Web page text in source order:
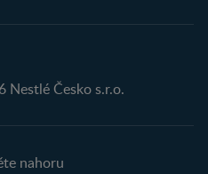
Česko s.r.o.
nahoru